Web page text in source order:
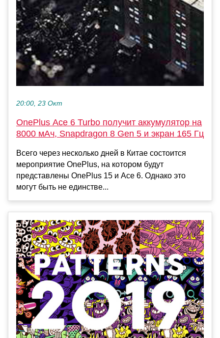
20:00, 23 Окт
OnePlus Ace 6 Turbo получит аккумулятор на
8000 мАч, Snapdragon 8 Gen 5 и экран 165 Гц
Всего через несколько дней в Китае состоится
мероприятие OnePlus, на котором будут
представлены OnePlus 15 и Ace 6. Однако это
могут быть не единстве...